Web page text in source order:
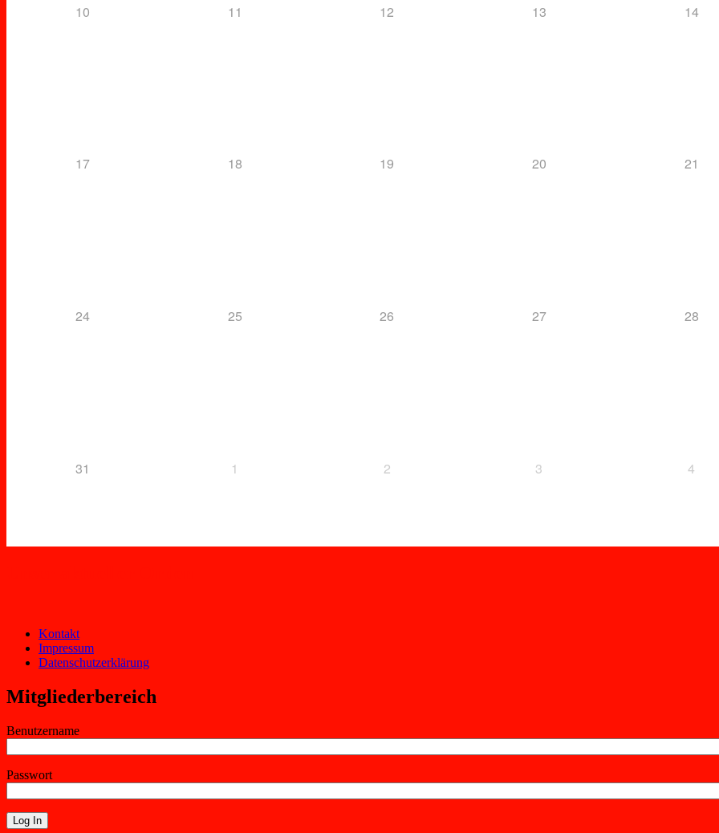
10 11 12 13 14
17 18 19 20 21
24 25 26 27 28
31 1 2 3 4
Kontakt
Impressum
Datenschutzerklärung
Mitgliederbereich
Benutzername
Passwort